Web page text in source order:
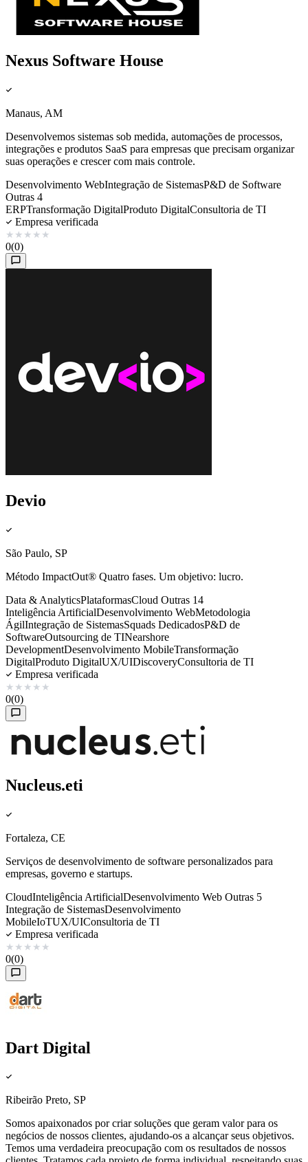
Nexus Software House
Manaus, AM
Desenvolvemos sistemas sob medida, automações de processos,
integrações e produtos SaaS para empresas que precisam organizar
suas operações e crescer com mais controle.
Desenvolvimento WebIntegração de SistemasP&D de Software
Outras 4
ERPTransformação DigitalProduto DigitalConsultoria de TI
Empresa verificada
★ ★ ★ ★ ★
0(0)
Devio
São Paulo, SP
Método ImpactOut® Quatro fases. Um objetivo: lucro.
Data & AnalyticsPlataformasCloud Outras 14
Inteligência ArtificialDesenvolvimento WebMetodologia
ÁgilIntegração de SistemasSquads DedicadosP&D de
SoftwareOutsourcing de TINearshore
DevelopmentDesenvolvimento MobileTransformação
DigitalProduto DigitalUX/UIDiscoveryConsultoria de TI
Empresa verificada
★ ★ ★ ★ ★
0(0)
Nucleus.eti
Fortaleza, CE
Serviços de desenvolvimento de software personalizados para
empresas, governo e startups.
CloudInteligência ArtificialDesenvolvimento Web Outras 5
Integração de SistemasDesenvolvimento
MobileIoTUX/UIConsultoria de TI
Empresa verificada
★ ★ ★ ★ ★
0(0)
Dart Digital
Ribeirão Preto, SP
Somos apaixonados por criar soluções que geram valor para os
negócios de nossos clientes, ajudando-os a alcançar seus objetivos.
Temos uma verdadeira preocupação com os resultados de nossos